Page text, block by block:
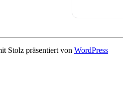
Stolz präsentiert von WordPress